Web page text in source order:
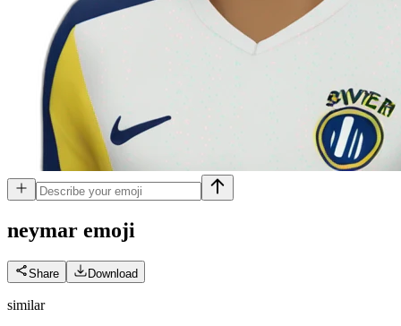
neymar emoji
Share Download
similar